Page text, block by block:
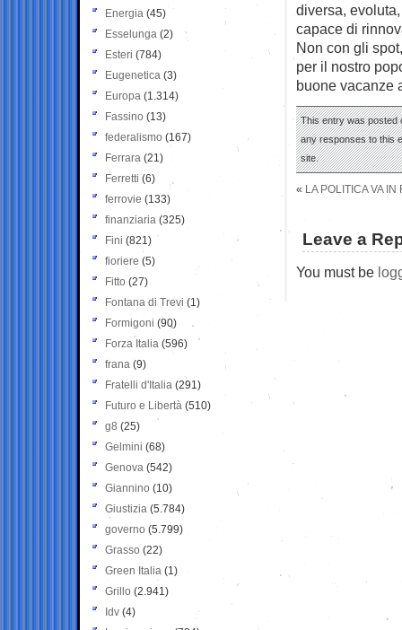
diversa,
capace di
Non con gli
per il nostro
buone vacanze
This entry was posted
any responses to this
site.
« LA POLITICA VA
Leave a
You must be
Energia (45)
Esselunga (2)
Esteri (784)
Eugenetica (3)
Europa (1.314)
Fassino (13)
federalismo (167)
Ferrara (21)
Ferretti (6)
ferrovie (133)
finanziaria (325)
Fini (821)
fioriere (5)
Fitto (27)
Fontana di Trevi (1)
Formigoni (90)
Forza Italia (596)
frana (9)
Fratelli d'Italia (291)
Futuro e Libertà (510)
g8 (25)
Gelmini (68)
Genova (542)
Giannino (10)
Giustizia (5.784)
governo (5.799)
Grasso (22)
Green Italia (1)
Grillo (2.941)
Idv (4)